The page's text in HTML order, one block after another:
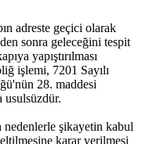
adreste geçici olarak
sonra geleceğini tespit
yapıştırılması
işlemi, 7201 Sayılı
28. maddesi
usulsüzdür.
nedenlerle şikayetin kabul
karar verilmesi